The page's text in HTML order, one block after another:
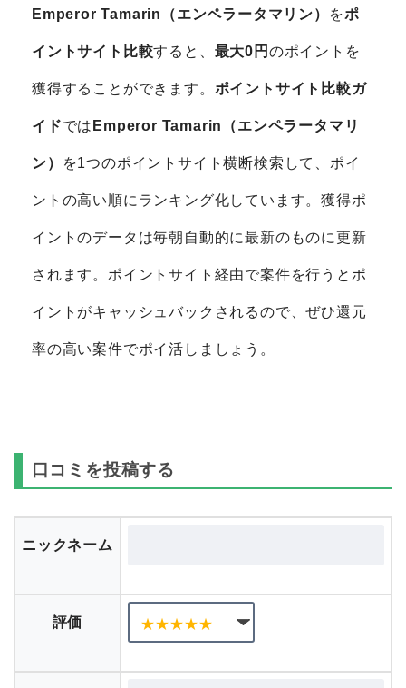
Emperor Tamarin（エンペラータマリン） をポ
イントサイト比較すると、 最大0円 のポイントを
獲得することができます。 ポイントサイト比較ガ
イドでは Emperor Tamarin（エンペラータマリ
ン） を1つのポイントサイト横断検索して、ポイ
ントの高い順にランキング化しています。獲得ポ
イントのデータは毎朝自動的に最新のものに更新
されます。ポイントサイト経由で案件を行うとポ
イントがキャッシュバックされるので、ぜひ還元
率の高い案件でポイ活しましょう。
口コミを投稿する
ニックネーム
評価